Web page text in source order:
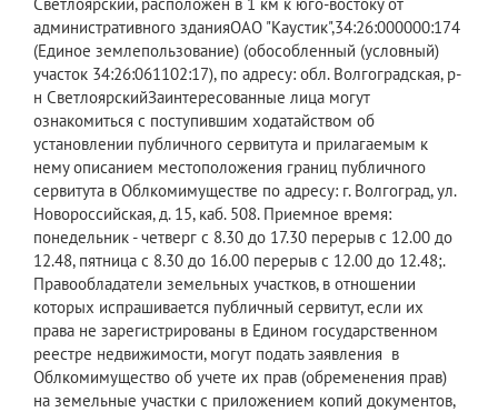
административного зданияОАО "Каустик",34:26:000000:174
(Единое землепользование) (обособленный (условный)
участок 34:26:061102:17), по адресу: обл. Волгоградская, р-
н СветлоярскийЗаинтересованные лица могут
ознакомиться с поступившим ходатайством об
установлении публичного сервитута и прилагаемым к
нему описанием местоположения границ публичного
сервитута в Облкомимуществе по адресу: г. Волгоград, ул.
Новороссийская, д. 15, каб. 508. Приемное время:
понедельник - четверг с 8.30 до 17.30 перерыв с 12.00 до
12.48, пятница с 8.30 до 16.00 перерыв с 12.00 до 12.48;.
Правообладатели земельных участков, в отношении
которых испрашивается публичный сервитут, если их
права не зарегистрированы в Едином государственном
реестре недвижимости, могут подать заявления в
Облкомимущество об учете их прав (обременения прав)
на земельные участки с приложением копий документов,